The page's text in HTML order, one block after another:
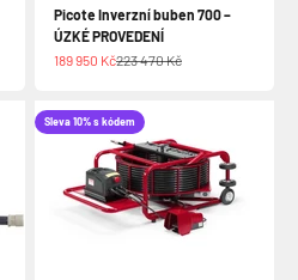
Picote Inverzní buben 700 –
ÚZKÉ PROVEDENÍ
Prodejní cena
189 950 KčBěžná cena
223 470 Kč
Sleva 10% s kódem